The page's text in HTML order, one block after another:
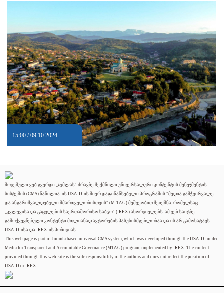
15:00 / 09.10.2024
მოცემული ვებ გვერდი „ჯუმლას" ძრავზე შექმნილი უნივერსალური კონტენტის მენეჯმენტის
სისტემის (CMS) ნაწილია. ის USAID-ის მიერ დაფინანსებული პროგრამის "მედია გამჭვირვალე
და ანგარიშვალდებული მმართველობისთვის" (M-TAG) მეშვეობით შეიქმნა, რომელსაც
„კვლევისა და გაცვლების საერთაშორისო საბჭო" (IREX) ახორციელებს. ამ ვებ საიტზე
გამოქვეყნებული კონტენტი მთლიანად ავტორების პასუხისმგებლობაა და ის არ გამოხატავს
USAID-ისა და IREX-ის პოზიციას.
This web page is part of Joomla based universal CMS system, which was developed through the USAID funded
Media for Transparent and Accountable Governance (MTAG) program, implemented by IREX. The content
provided through this web-site is the sole responsibility of the authors and does not reflect the position of
USAID or IREX.